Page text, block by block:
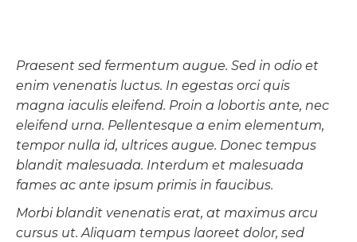
Praesent sed fermentum augue. Sed in odio et
enim venenatis luctus. In egestas orci quis
magna iaculis eleifend. Proin a lobortis ante, nec
eleifend urna. Pellentesque a enim elementum,
tempor nulla id, ultrices augue. Donec tempus
blandit malesuada. Interdum et malesuada
fames ac ante ipsum primis in faucibus.
Morbi blandit venenatis erat, at maximus arcu
cursus ut. Aliquam tempus laoreet dolor, sed